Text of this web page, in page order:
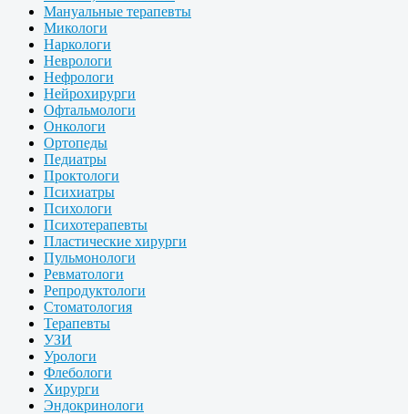
Мануальные терапевты
Микологи
Наркологи
Неврологи
Нефрологи
Нейрохирурги
Офтальмологи
Онкологи
Ортопеды
Педиатры
Проктологи
Психиатры
Психологи
Психотерапевты
Пластические хирурги
Пульмонологи
Ревматологи
Репродуктологи
Стоматология
Терапевты
УЗИ
Урологи
Флебологи
Хирурги
Эндокринологи